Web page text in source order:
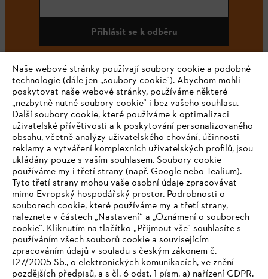
Přihlásit se k odběru
#STIHL
Společnost
STIHL FAQ
Naše webové stránky používají soubory cookie a podobné
technologie (dále jen „soubory cookie“). Abychom mohli
poskytovat naše webové stránky, používáme některé
„nezbytně nutné soubory cookie“ i bez vašeho souhlasu.
Další soubory cookie, které používáme k optimalizaci
uživatelské přívětivosti a k poskytování personalizovaného
obsahu, včetně analýzy uživatelského chování, účinnosti
reklamy a vytváření komplexních uživatelských profilů, jsou
ukládány pouze s vaším souhlasem. Soubory cookie
používáme my i třetí strany (např. Google nebo Tealium).
Tyto třetí strany mohou vaše osobní údaje zpracovávat
mimo Evropský hospodářský prostor. Podrobnosti o
souborech cookie, které používáme my a třetí strany,
naleznete v částech „Nastavení“ a „Oznámení o souborech
cookie“. Kliknutím na tlačítko „Přijmout vše“ souhlasíte s
používáním všech souborů cookie a souvisejícím
zpracováním údajů v souladu s českým zákonem č.
127/2005 Sb., o elektronických komunikacích, ve znění
pozdějších předpisů, a s čl. 6 odst. 1 písm. a) nařízení GDPR.